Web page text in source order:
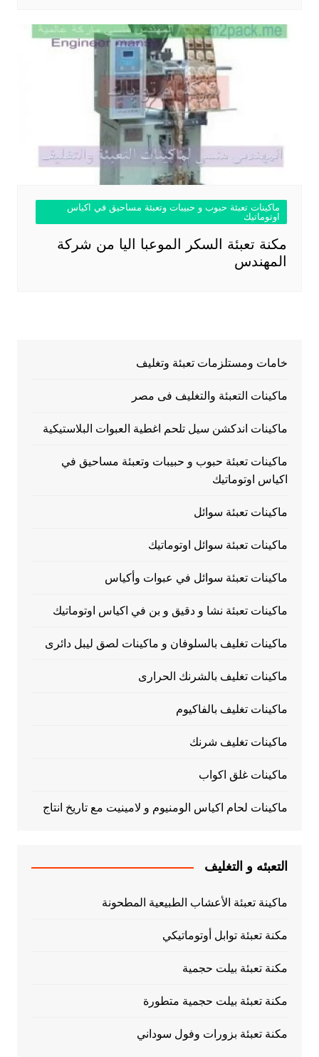
ماكينات تعبئة حبوب و حبيبات وتعبئة مساحيق في اكياس
اوتوماتيك
مكنة تعبئة السكر الموعبا اليا من شركة
المهندس
خامات ومستلزمات تعبئة وتغليف
ماكينات التعبئة والتغليف فى مصر
ماكينات اندكشن سيل تلحم اغطية العبوات البلاستيكية
ماكينات تعبئة حبوب و حبيبات وتعبئة مساحيق في
اكياس اوتوماتيك
ماكينات تعبئة سوائل
ماكينات تعبئة سوائل اوتوماتيك
ماكينات تعبئة سوائل في عبوات وأكياس
ماكينات تعبئة نشا و دقيق و بن في اكياس اوتوماتيك
ماكينات تغليف بالسلوفان و ماكينات لصق ليبل دائرى
ماكينات تغليف بالشرنك الحرارى
ماكينات تغليف بالفاكيوم
ماكينات تغليف شرنك
ماكينات غلق اكواب
ماكينات لحام اكياس الومنيوم و لامينيت مع تاريخ انتاج
التعبئه و التغليف
ماكينة تعبئة الأعشاب الطبيعية المطحونة
مكنة تعبئة توابل أوتوماتيكي
مكنة تعبئة بيلت حجمية
مكنة تعبئة بيلت حجمية متطورة
مكنة تعبئة بزورات وفول سوداني